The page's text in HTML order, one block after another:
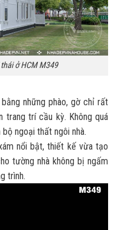
ở HCM M349
những phào, gờ chỉ rất
trang trí cầu kỳ. Không quá
ngoại thất ngôi nhà.
nổi bật, thiết kế vừa tạo
tường nhà không bị ngấm
trình.